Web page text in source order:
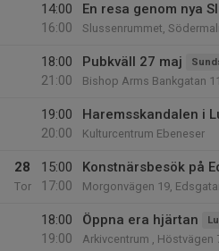
14:00
16:00
En resa genom nya
Slussenrummet,
18:00
21:00
Pubkväll 27 maj
Bishop Arms Bankgatan
19:00
20:00
Haremsskandalen i
Kulturcentrum Ebeneser
28
Tor
15:00
17:00
Konstnärsbesök på
Morgonvägen 19,
18:00
19:00
Öppna era hjärtan
Arkivcentrum , Höstvägen